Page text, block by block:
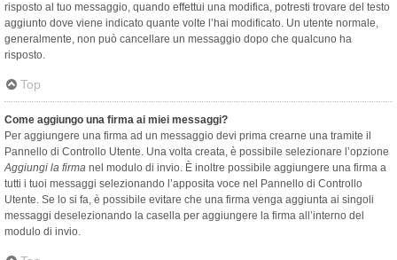
risposto al tuo messaggio, quando effettui una modifica, potresti trovare del testo
aggiunto dove viene indicato quante volte l’hai modificato. Un utente normale,
generalmente, non può cancellare un messaggio dopo che qualcuno ha
risposto.
Top
Come aggiungo una firma ai miei messaggi?
Per aggiungere una firma ad un messaggio devi prima crearne una tramite il
Pannello di Controllo Utente. Una volta creata, è possibile selezionare l’opzione
Aggiungi la firma nel modulo di invio. È inoltre possibile aggiungere una firma a
tutti i tuoi messaggi selezionando l’apposita voce nel Pannello di Controllo
Utente. Se lo si fa, è possibile evitare che una firma venga aggiunta ai singoli
messaggi deselezionando la casella per aggiungere la firma all’interno del
modulo di invio.